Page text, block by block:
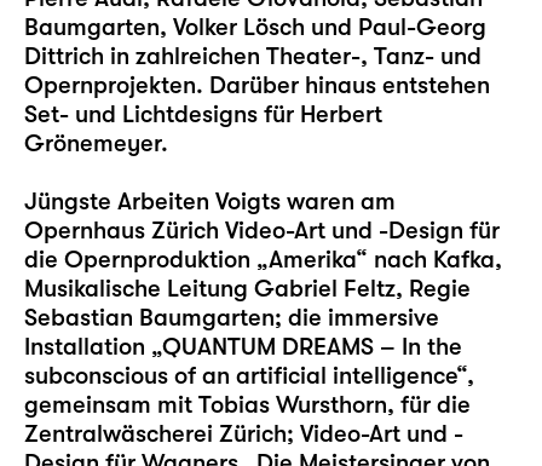
Baumgarten, Volker Lösch und Paul-Georg
Dittrich in zahlreichen Theater-, Tanz- und
Opernprojekten. Darüber hinaus entstehen
Set- und Lichtdesigns für Herbert
Grönemeyer.
Jüngste Arbeiten Voigts waren am
Opernhaus Zürich Video-Art und -Design für
die Opernproduktion „Amerika“ nach Kafka,
Musikalische Leitung Gabriel Feltz, Regie
Sebastian Baumgarten; die immersive
Installation „QUANTUM DREAMS – In the
subconscious of an artificial intelligence“,
gemeinsam mit Tobias Wursthorn, für die
Zentralwäscherei Zürich; Video-Art und -